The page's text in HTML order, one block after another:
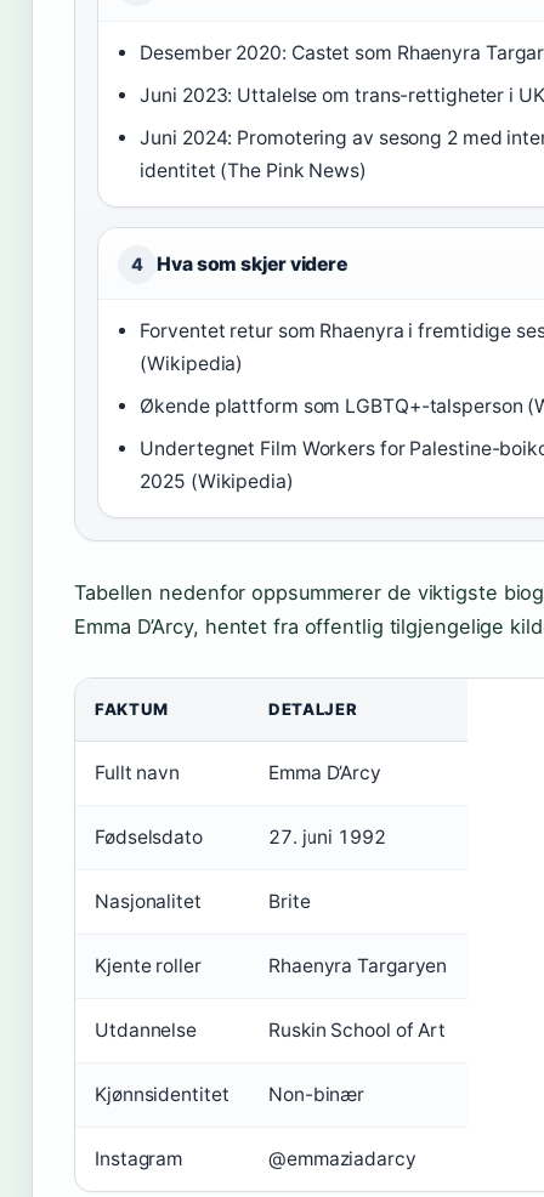
Desember 2020: Castet som Rhaenyra
Juni 2023: Uttalelse om trans-rettigheter i
Juni 2024: Promotering av sesong 2 med
identitet (The Pink News)
4 Hva som skjer videre
Forventet retur som Rhaenyra i fremtidige
(Wikipedia)
Økende plattform som LGBTQ+-talsperson
Undertegnet Film Workers for Palestine-
2025 (Wikipedia)
Tabellen nedenfor oppsummerer de viktigste
Emma D’Arcy, hentet fra offentlig tilgjengelige
FAKTUM DETALJER
Fullt navn Emma D’Arcy
Fødselsdato 27. juni 1992
Nasjonalitet Brite
Kjente roller Rhaenyra Targaryen
Utdannelse Ruskin School of Art
Kjønnsidentitet Non-binær
Instagram @emmaziadarcy